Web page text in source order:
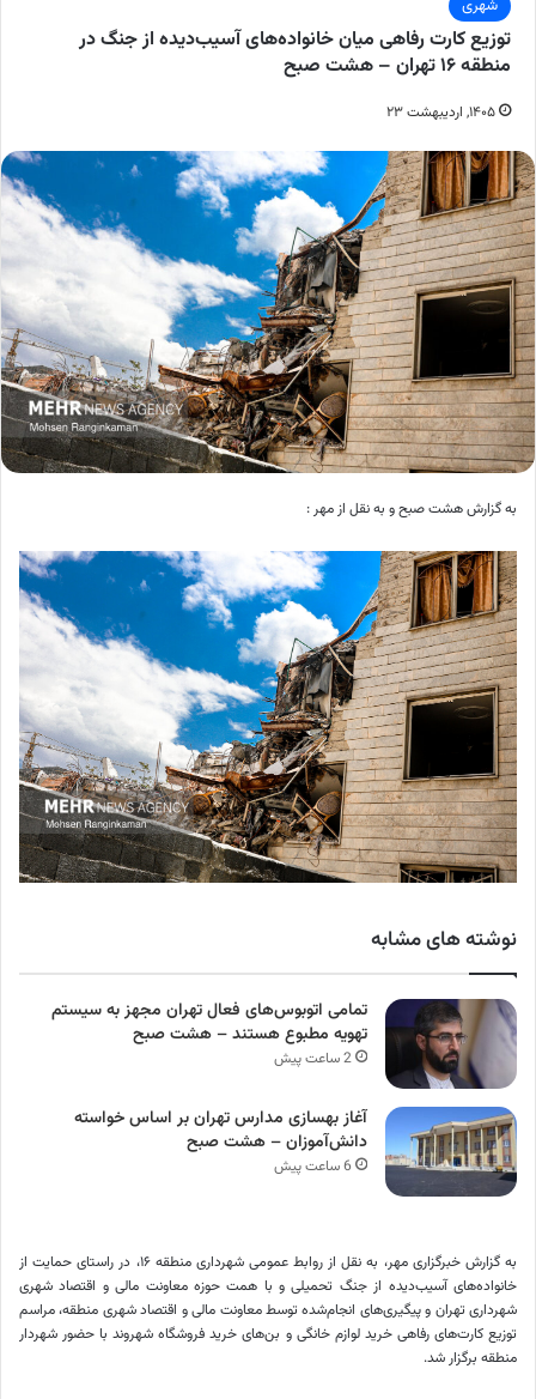
شهری
توزیع کارت رفاهی میان خانواده‌های آسیب‌دیده از جنگ در
منطقه ۱۶ تهران – هشت صبح
۱۴۰۵, اردیبهشت ۲۳
به گزارش هشت صبح و به نقل از مهر :
نوشته های مشابه
تمامی اتوبوس‌های فعال تهران مجهز به سیستم
تهویه مطبوع هستند – هشت صبح
2 ساعت پیش
آغاز بهسازی مدارس تهران بر اساس خواسته
دانش‌آموزان – هشت صبح
6 ساعت پیش
به گزارش خبرگزاری مهر، به نقل از روابط عمومی شهرداری منطقه ۱۶، در راستای حمایت از
خانواده‌های آسیب‌دیده از جنگ تحمیلی و با همت حوزه معاونت مالی و اقتصاد شهری
شهرداری تهران و پیگیری‌های انجام‌شده توسط معاونت مالی و اقتصاد شهری منطقه، مراسم
توزیع کارت‌های رفاهی خرید لوازم خانگی و بن‌های خرید فروشگاه شهروند با حضور شهردار
منطقه برگزار شد.